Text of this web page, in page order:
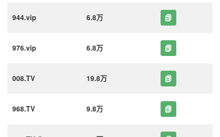
944.vip 6.8万
976.vip 6.8万
008.TV 19.8万
968.TV 9.8万